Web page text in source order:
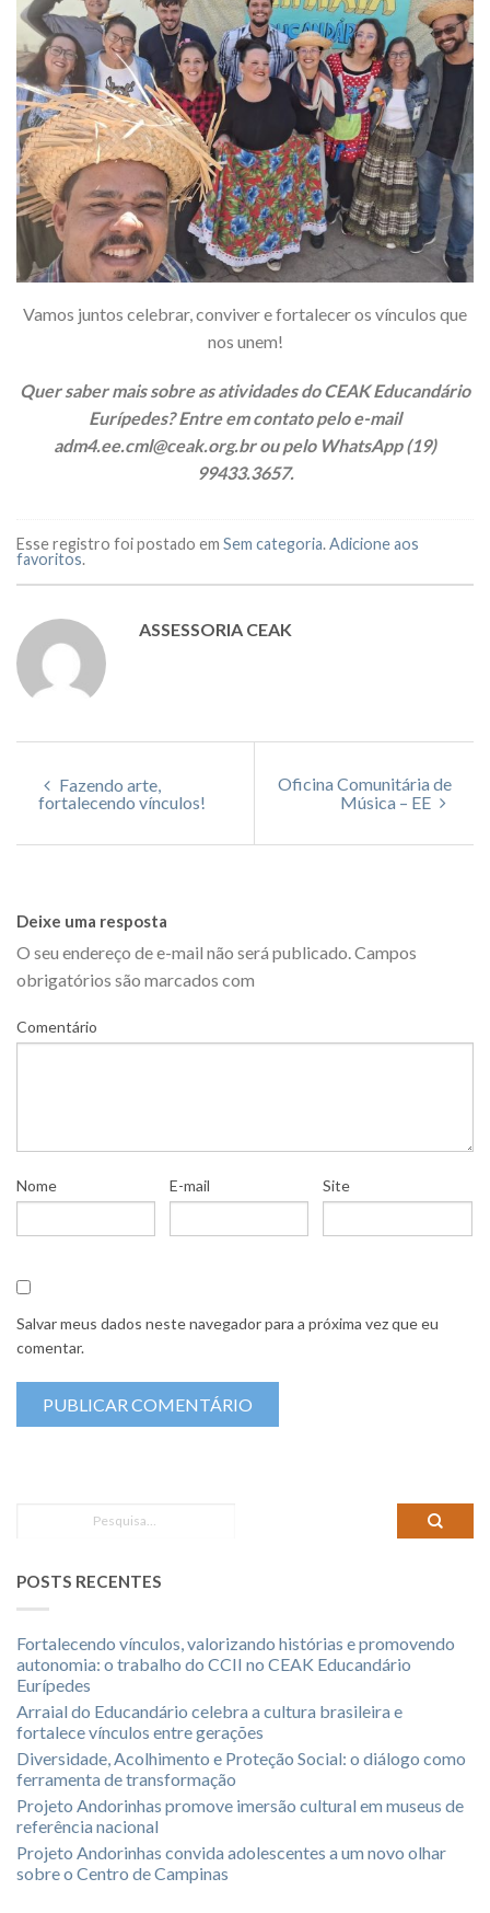
Vamos juntos celebrar, conviver e fortalecer os vínculos que
nos unem!
Quer saber mais sobre as atividades do CEAK Educandário
Eurípedes? Entre em contato pelo e-mail
adm4.ee.cml@ceak.org.br ou pelo WhatsApp (19)
99433.3657.
Esse registro foi postado em Sem categoria.Adicione aos
favoritos.
ASSESSORIA CEAK
Fazendo arte,
fortalecendo vínculos!
Oficina Comunitária de
Música – EE
Deixe uma resposta
O seu endereço de e-mail não será publicado.Campos
obrigatórios são marcados com
Comentário
Nome E-mail Site
Salvar meus dados neste navegador para a próxima vez que eu
comentar.
POSTS RECENTES
Fortalecendo vínculos, valorizando histórias e promovendo
autonomia: o trabalho do CCII no CEAK Educandário
Eurípedes
Arraial do Educandário celebra a cultura brasileira e
fortalece vínculos entre gerações
Diversidade, Acolhimento e Proteção Social: o diálogo como
ferramenta de transformação
Projeto Andorinhas promove imersão cultural em museus de
referência nacional
Projeto Andorinhas convida adolescentes a um novo olhar
sobre o Centro de Campinas